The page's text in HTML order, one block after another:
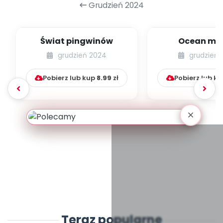
Grudzień 2024
Świat pingwinów
grudzień 2024
Pobierz lub kup 8.99 zł
Ocean
grudzień
Pobierz lub